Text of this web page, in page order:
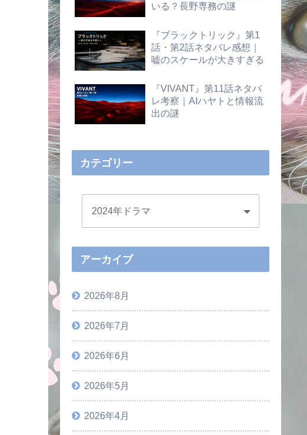
いる？長野専務の謎
『ブラックトリック』第1
話・第2話ネタバレ感想｜
嘘のスケールが大きすぎる
『VIVANT』第11話ネタバ
レ考察｜AIハヤトと情報流
出の謎
カテゴリー
アーカイブ
2026年8月
2026年7月
2026年6月
2026年5月
2026年4月